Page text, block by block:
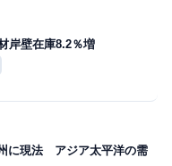
岸壁在庫8.2％増
に現法 アジア太平洋の需